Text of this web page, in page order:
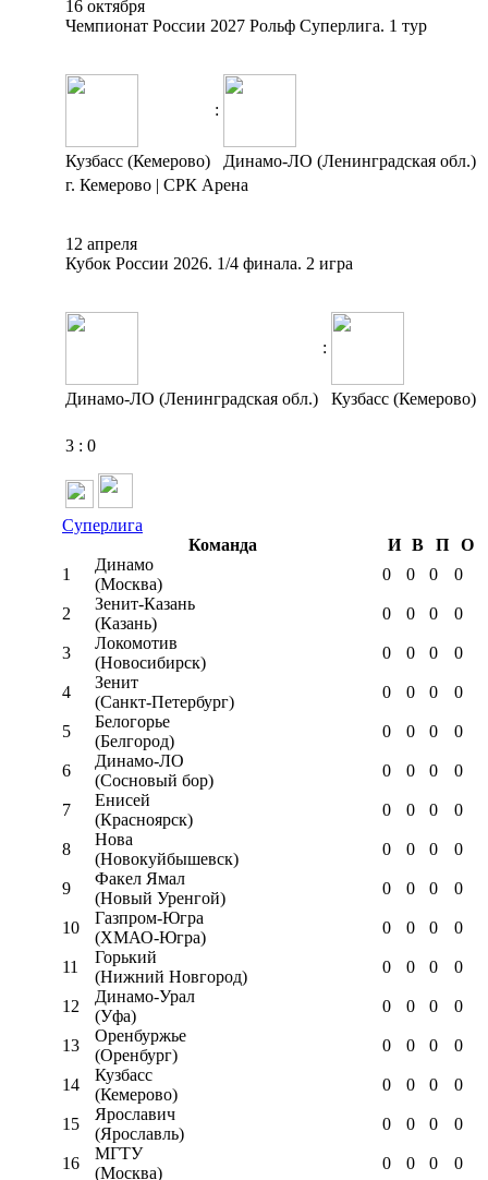
16 октября
Чемпионат России 2027 Рольф Суперлига. 1 тур
:
Кузбасс (Кемерово)
Динамо-ЛО (Ленинградская обл.)
г. Кемерово | СРК Арена
12 апреля
Кубок России 2026. 1/4 финала. 2 игра
:
Динамо-ЛО (Ленинградская обл.) Кузбасс (Кемерово)
3 : 0
Суперлига
Команда
И В П
О
1
Динамо
(Москва)
0 0 0 0
2
Зенит-Казань
(Казань)
0 0 0 0
3
Локомотив
(Новосибирск)
0 0 0 0
4
Зенит
(Санкт-Петербург)
0 0 0 0
5
Белогорье
(Белгород)
0 0 0 0
6
Динамо-ЛО
(Сосновый бор)
0 0 0 0
7
Енисей
(Красноярск)
0 0 0 0
8
Нова
(Новокуйбышевск)
0 0 0 0
9
Факел Ямал
(Новый Уренгой)
0 0 0 0
10
Газпром-Югра
(ХМАО-Югра)
0 0 0 0
11
Горький
(Нижний Новгород)
0 0 0 0
12
Динамо-Урал
(Уфа)
0 0 0 0
13
Оренбуржье
(Оренбург)
0 0 0 0
14
Кузбасс
(Кемерово)
0 0 0 0
15
Ярославич
(Ярославль)
0 0 0 0
16
МГТУ
(Москва)
0 0 0
0